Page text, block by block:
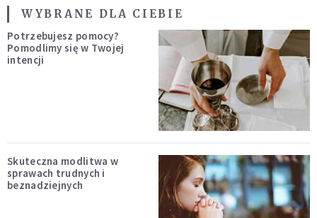
WYBRANE DLA CIEBIE
Potrzebujesz pomocy?
Pomodlimy się w Twojej
intencji
Skuteczna modlitwa w
sprawach trudnych i
beznadziejnych